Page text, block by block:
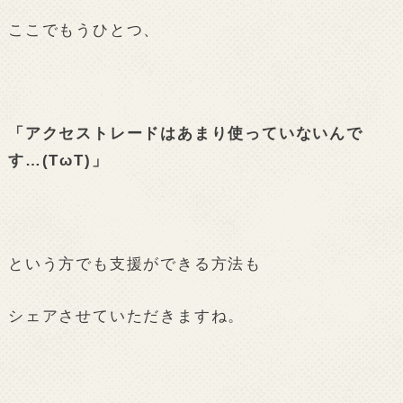
ここでもうひとつ、
「アクセストレードはあまり使っていないんで
す…(TωT)」
という方でも支援ができる方法も
シェアさせていただきますね。